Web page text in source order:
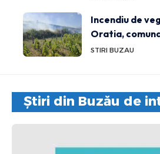
Incendiu de
Oratia,
STIRI BUZAU
Știri din Buzău de